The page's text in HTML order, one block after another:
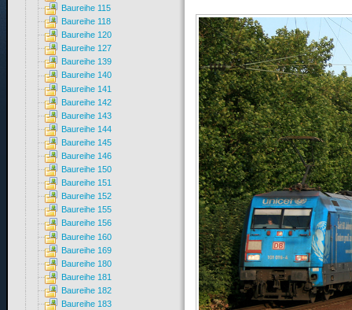
Baureihe 115
Baureihe 118
Baureihe 120
Baureihe 127
Baureihe 139
Baureihe 140
Baureihe 141
Baureihe 142
Baureihe 143
Baureihe 144
Baureihe 145
Baureihe 146
Baureihe 150
Baureihe 151
Baureihe 152
Baureihe 155
Baureihe 156
Baureihe 160
Baureihe 169
Baureihe 180
Baureihe 181
Baureihe 182
Baureihe 183